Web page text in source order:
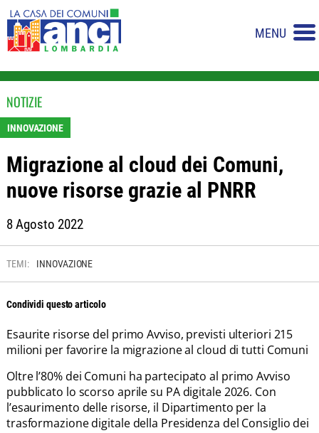
MENU
NOTIZIE
INNOVAZIONE
Migrazione al cloud dei Comuni,
nuove risorse grazie al PNRR
8 Agosto 2022
TEMI: INNOVAZIONE
Condividi questo articolo
Esaurite risorse del primo Avviso, previsti ulteriori 215
milioni per favorire la migrazione al cloud di tutti Comuni
Oltre l’80% dei Comuni ha partecipato al primo Avviso
pubblicato lo scorso aprile su PA digitale 2026. Con
l’esaurimento delle risorse, il Dipartimento per la
trasformazione digitale della Presidenza del Consiglio dei